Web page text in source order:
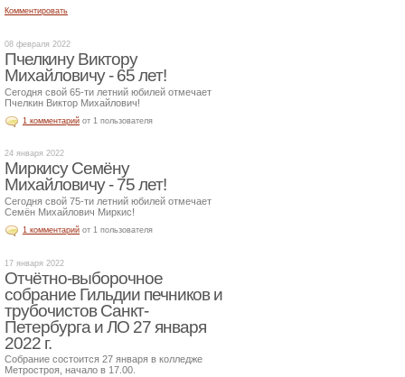
Комментировать
08 февраля 2022
Пчелкину Виктору
Михайловичу - 65 лет!
Сегодня свой 65-ти летний юбилей отмечает
Пчелкин Виктор Михайлович!
1 комментарий от 1 пользователя
24 января 2022
Миркису Семёну
Михайловичу - 75 лет!
Сегодня свой 75-ти летний юбилей отмечает
Семён Михайлович Миркис!
1 комментарий от 1 пользователя
17 января 2022
Отчётно-выборочное
собрание Гильдии печников и
трубочистов Санкт-
Петербурга и ЛО 27 января
2022 г.
Собрание состоится 27 января в колледже
Метростроя, начало в 17.00.